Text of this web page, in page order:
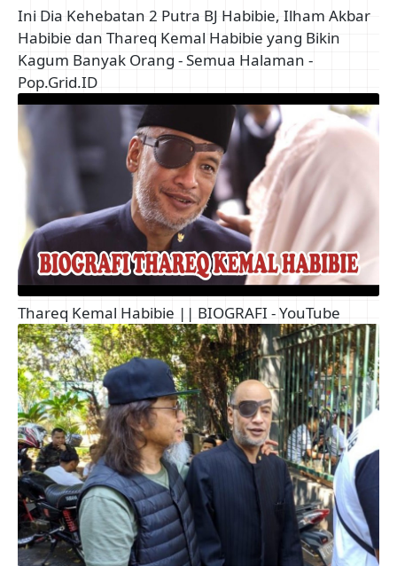
Ini Dia Kehebatan 2 Putra BJ Habibie, Ilham Akbar
Habibie dan Thareq Kemal Habibie yang Bikin
Kagum Banyak Orang - Semua Halaman -
Pop.Grid.ID
Thareq Kemal Habibie || BIOGRAFI - YouTube